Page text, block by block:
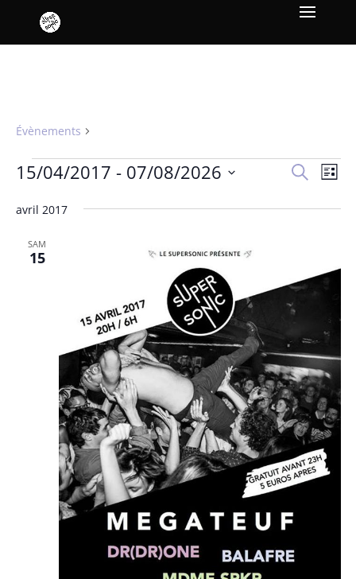
Évènements
Évènements Recherche
de
Liste
15/04/2017 - 07/08/2026
une
avril 2017
SAM
15